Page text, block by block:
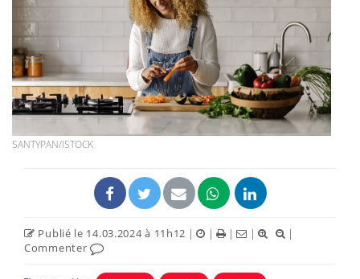
SANTYPAN/ISTOCK
Publié le 14.03.2024 à 11h12 | | | |
|
Commenter